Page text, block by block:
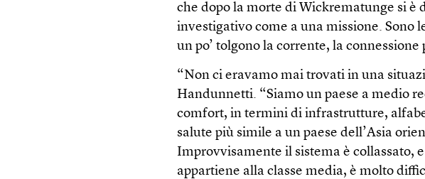
che dopo la morte di Wickrematunge si è
investigativo come a una missione. Sono
un po’ tolgono la corrente, la
“Non ci eravamo mai trovati in una
Handunnetti. “Siamo un paese a medio
comfort, in termini di infrastrutture,
salute più simile a un paese dell’Asia
Improvvisamente il sistema è collassato,
appartiene alla classe media, è molto